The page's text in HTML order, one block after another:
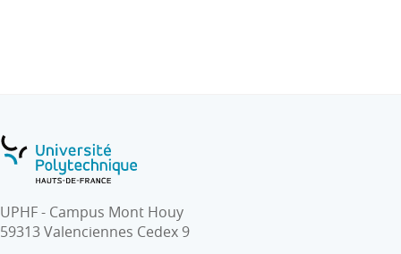
UPHF - Campus Mont Houy
59313 Valenciennes Cedex 9